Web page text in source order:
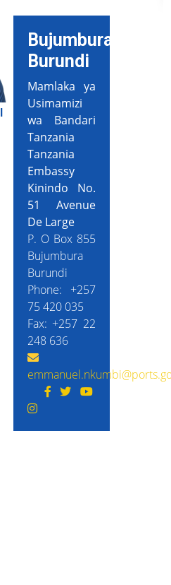
Bujumbura,
Burundi
Mamlaka ya
Usimamizi
wa Bandari
Tanzania
Tanzania
Embassy
Kinindo No.
51 Avenue
De Large
P. O Box 855
Bujumbura
Burundi
Phone: +257
75 420 035
Fax: +257 22
248 636